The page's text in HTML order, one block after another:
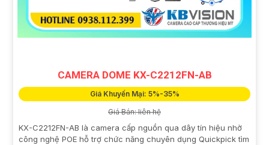
CAMERA DOME KX-C2212FN-AB
Giá Khuyến Mại: 5%-35%
Giá Bán: liên hệ
KX-C2212FN-AB là camera cấp nguồn qua dây tín hiệu nhờ
công nghệ POE hỗ trợ chức năng chuyên dụng Quickpick tìm